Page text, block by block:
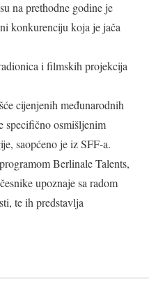
na prethodne godine je
konkurenciju koja je jača
i filmskih projekcija
cijenjenih međunarodnih
specifično osmišljenim
saopćeno je iz SFF-a.
Berlinale Talents,
upoznaje sa radom
te ih predstavlja